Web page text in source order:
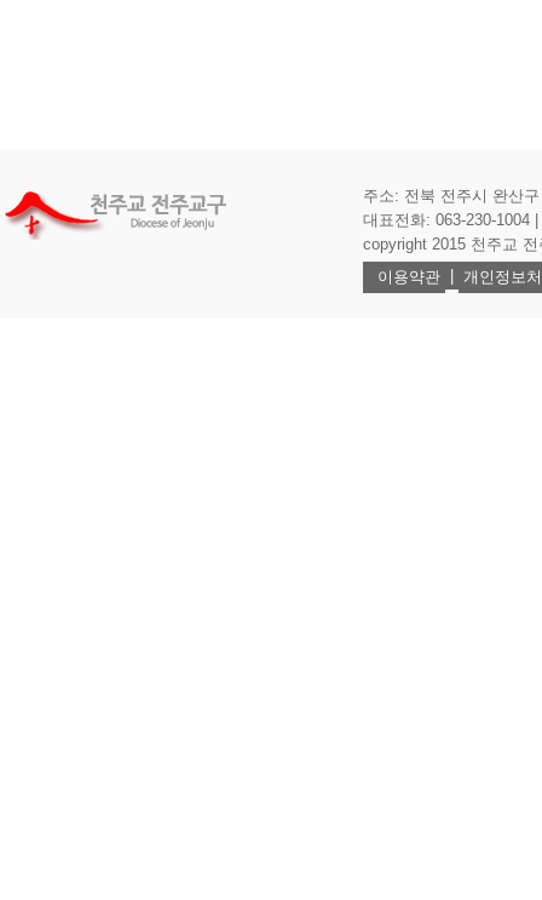
주소: 전북 전주시 완산
대표전화: 063-230-1004
copyright 2015 천주교
이용약관
개인정보